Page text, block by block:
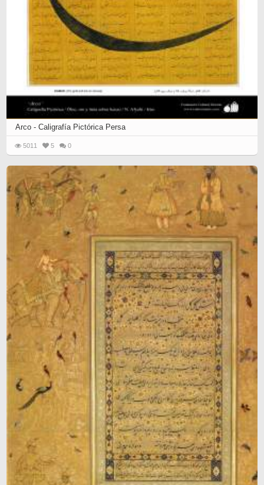
Arco - Caligrafía Pictórica Persa
5011 5 0